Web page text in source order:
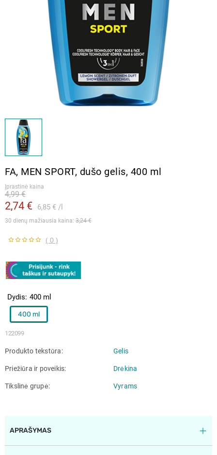
FA, MEN SPORT, dušo gelis, 400 ml
Įprastinė kaina
2,74 € 6,85 €
4,99 €
30 dienų mažiausia kaina: 3,24 €
( 0 )
122099
Dydis 400 ml
400 ml
Produkto tekstūra Gelis
Priežiūra ir poveikis Drėkina
Tikslinė grupė Vyrams
APRAŠYMAS